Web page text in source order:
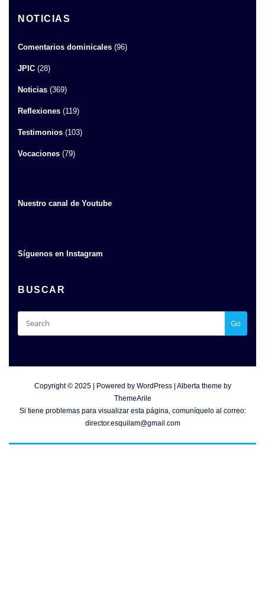
NOTICIAS
Comentarios dominicales (96)
JPIC (28)
Noticias (369)
Reflexiones (119)
Testimonios (103)
Vocaciones (79)
Nuestro canal de Youtube
Síguenos en Instagram
BUSCAR
Go
Copyright © 2025 | Powered by WordPress | Alberta theme by
ThemeArile
Si tiene problemas para visualizar esta página, comuníquelo al correo:
director.esquilam@gmail.com